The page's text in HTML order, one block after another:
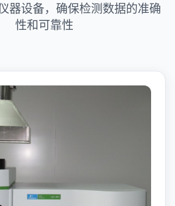
器设备，确保检测数据的准确
性和可靠性